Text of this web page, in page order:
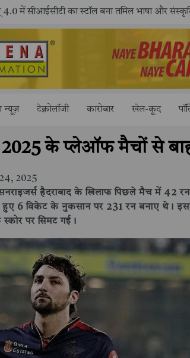
न्यूज़ टेक्नोलॉजी कारोबार खेल-कूद
के प्लेऑफ मैचों से
2025
हैदराबाद के खिलाफ पिछले मैच में 42
हुए 6 विकेट के नुकसान पर 231 रन बनाए थे।
पर सिमट गई।